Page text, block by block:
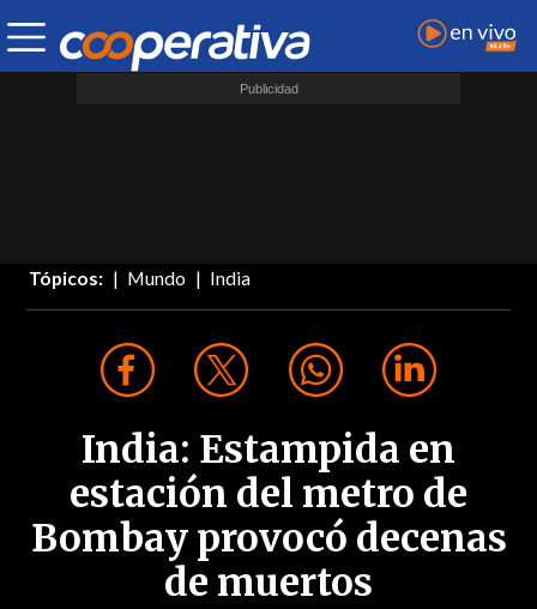
Tópicos: Mundo India
India: Estampida en
estación del metro de
Bombay provocó decenas
de muertos